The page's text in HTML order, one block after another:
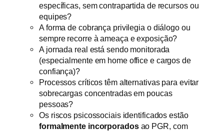
específicas, sem contrapartida de recursos ou
equipes?
A forma de cobrança privilegia o diálogo ou
sempre recorre à ameaça e exposição?
A jornada real está sendo monitorada
(especialmente em home office e cargos de
confiança)?
Processos críticos têm alternativas para evitar
sobrecargas concentradas em poucas
pessoas?
Os riscos psicossociais identificados estão
formalmente incorporadosao PGR, com